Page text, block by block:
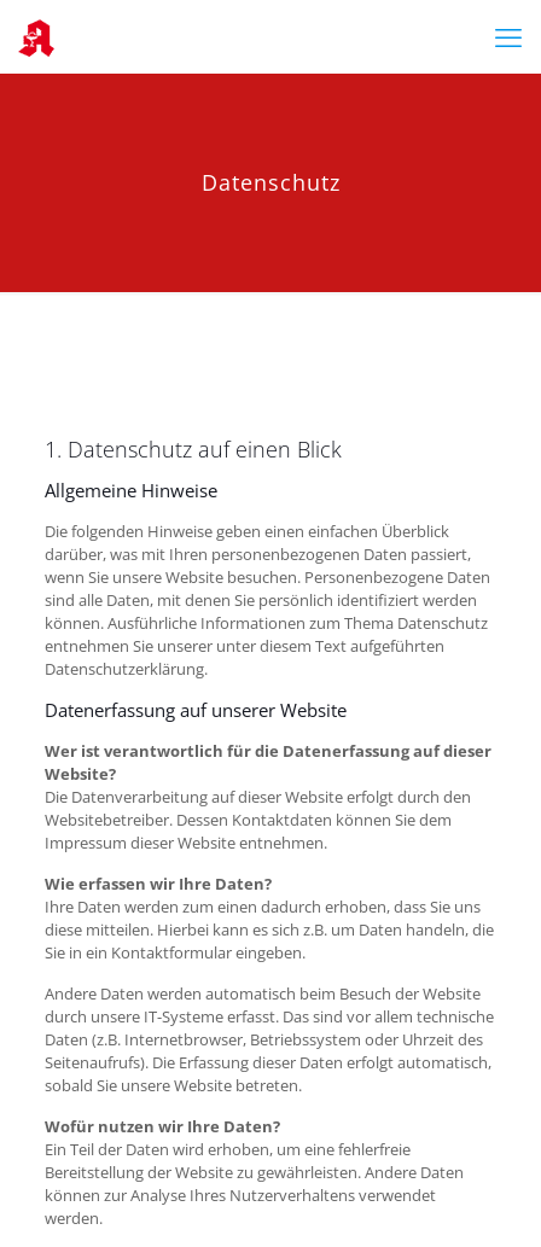
Datenschutz
1. Datenschutz auf einen Blick
Allgemeine Hinweise
Die folgenden Hinweise geben einen einfachen Überblick
darüber, was mit Ihren personenbezogenen Daten passiert,
wenn Sie unsere Website besuchen. Personenbezogene Daten
sind alle Daten, mit denen Sie persönlich identifiziert werden
können. Ausführliche Informationen zum Thema Datenschutz
entnehmen Sie unserer unter diesem Text aufgeführten
Datenschutzerklärung.
Datenerfassung auf unserer Website
Wer ist verantwortlich für die Datenerfassung auf dieser
Website?
Die Datenverarbeitung auf dieser Website erfolgt durch den
Websitebetreiber. Dessen Kontaktdaten können Sie dem
Impressum dieser Website entnehmen.
Wie erfassen wir Ihre Daten?
Ihre Daten werden zum einen dadurch erhoben, dass Sie uns
diese mitteilen. Hierbei kann es sich z.B. um Daten handeln, die
Sie in ein Kontaktformular eingeben.
Andere Daten werden automatisch beim Besuch der Website
durch unsere IT-Systeme erfasst. Das sind vor allem technische
Daten (z.B. Internetbrowser, Betriebssystem oder Uhrzeit des
Seitenaufrufs). Die Erfassung dieser Daten erfolgt automatisch,
sobald Sie unsere Website betreten.
Wofür nutzen wir Ihre Daten?
Ein Teil der Daten wird erhoben, um eine fehlerfreie
Bereitstellung der Website zu gewährleisten. Andere Daten
können zur Analyse Ihres Nutzerverhaltens verwendet
werden.